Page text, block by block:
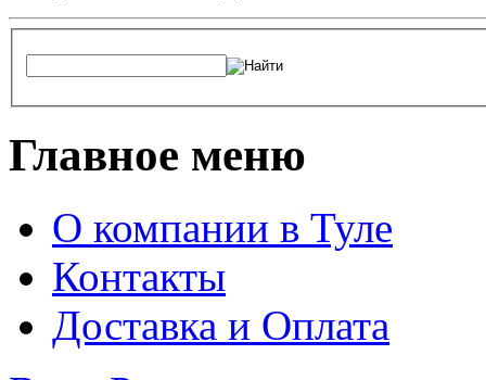
Главное меню
О компании в Туле
Контакты
Доставка и Оплата